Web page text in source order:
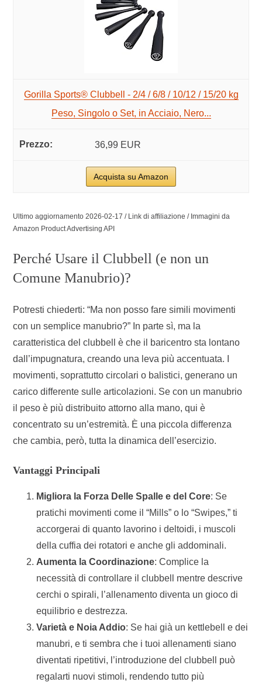
Gorilla Sports® Clubbell - 2/4 / 6/8 / 10/12 / 15/20 kg
Peso, Singolo o Set, in Acciaio, Nero...
36,99 EUR
Acquista su Amazon
Ultimo aggiornamento 2026-02-17 / Link di affiliazione / Immagini da
Amazon Product Advertising API
Perché Usare il Clubbell (e non un
Comune Manubrio)?
Potresti chiederti: “Ma non posso fare simili movimenti
con un semplice manubrio?” In parte sì, ma la
caratteristica del clubbell è che il baricentro sta lontano
dall’impugnatura, creando una leva più accentuata. I
movimenti, soprattutto circolari o balistici, generano un
carico differente sulle articolazioni. Se con un manubrio
il peso è più distribuito attorno alla mano, qui è
concentrato su un’estremità. È una piccola differenza
che cambia, però, tutta la dinamica dell’esercizio.
Vantaggi Principali
Migliora la Forza Delle Spalle e del Core: Se
pratichi movimenti come il “Mills” o lo “Swipes,” ti
accorgerai di quanto lavorino i deltoidi, i muscoli
della cuffia dei rotatori e anche gli addominali.
Aumenta la Coordinazione: Complice la
necessità di controllare il clubbell mentre descrive
cerchi o spirali, l’allenamento diventa un gioco di
equilibrio e destrezza.
Varietà e Noia Addio: Se hai già un kettlebell e dei
manubri, e ti sembra che i tuoi allenamenti siano
diventati ripetitivi, l’introduzione del clubbell può
regalarti nuovi stimoli, rendendo tutto più